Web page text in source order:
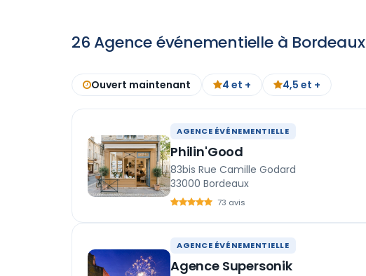
26 Agence événementielle à Bordeaux
Ouvert maintenant 4 et + 4,5 et +
AGENCE ÉVÉNEMENTIELLE
Philin'Good
83bis Rue Camille Godard
33000 Bordeaux
73 avis
AGENCE ÉVÉNEMENTIELLE
Agence Supersonik